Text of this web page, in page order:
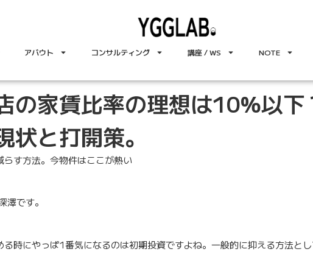
アバウト コンサルティング 講座 / WS NOTE
の家賃比率の理想は10%以下
状と打開策。
らす方法。今物件はここが熱い
澤です。
る時にやっぱ1番気になるのは初期投資ですよね。一般的に抑える方法と